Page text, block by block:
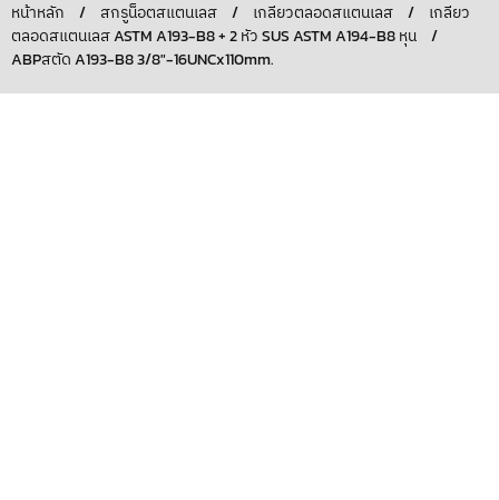
หน้าหลัก / สกรูน็อตสแตนเลส / เกลียวตลอดสแตนเลส /
เกลียว
ตลอดสแตนเลส ASTM A193-B8 + 2 หัว SUS ASTM A194-B8 หุน
/
ABPสตัด A193-B8 3/8″-16UNCx110mm.